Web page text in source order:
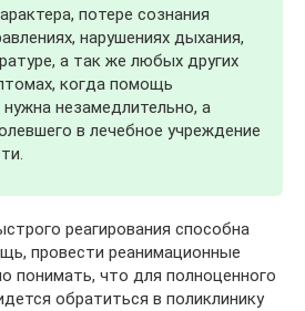
потере сознания
нарушениях дыхания,
а так же любых других
когда помощь
незамедлительно, а
в лечебное учреждение
реагирования способна
провести реанимационные
понимать, что для полноценного
обратиться в поликлинику